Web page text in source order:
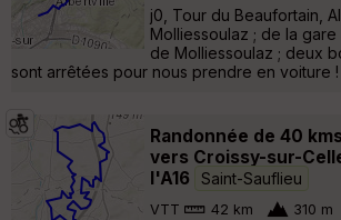
j0, Tour du Beaufortain,
Molliessoulaz ; de la
de Molliessoulaz ; deux
sont arrêtées pour nous prendre en voiture !
Randonnée de 40
vers Croissy-sur-
l'A16
Saint-Sauflieu
VTT 42 km 310 m